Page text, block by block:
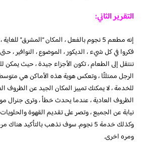
التقرير الثاني:
إنه مطعم 5 نجوم بالفعل ، المكان “المشرق”
فكروا في كل شيء ، الديكور ، الموضوع ، النوافير ،
ننتقل إلى الطعام ، تكون الأجزاء جيدة ، حيث يمكن
الرجل ممتلئًا ، وتعكس هوية هذه الأماكن هي
للخدمة ، لا يمكنك تمييز المكان الجيد عن الظروف
الظروف العادية ، عندما يحدث خطأ ، وترى جنرال
نيابة عن الجميع ، وتصر على تقديم القهوة
وكذلك خدمة 5 نجوم. سوف نذهب بالتأكيد
ومره اخرى.